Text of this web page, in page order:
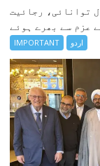
پارٹی کنونشن 2026 کے ہال توانائی، رجائیت
IMPORTANT اردو